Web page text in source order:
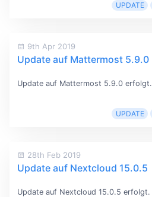
UPDATE
9th Apr 2019
Update auf Mattermost 5.9.0
Update auf Mattermost 5.9.0 erfolgt.
UPDATE
28th Feb 2019
Update auf Nextcloud 15.0.5
Update auf Nextcloud 15.0.5 erfolgt.